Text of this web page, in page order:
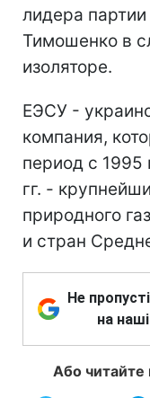
лидера
Тимошенко в
изоляторе.
ЕЭСУ -
компания,
период с 1995
гг. -
природного
и стран
Не
на
Або читайте